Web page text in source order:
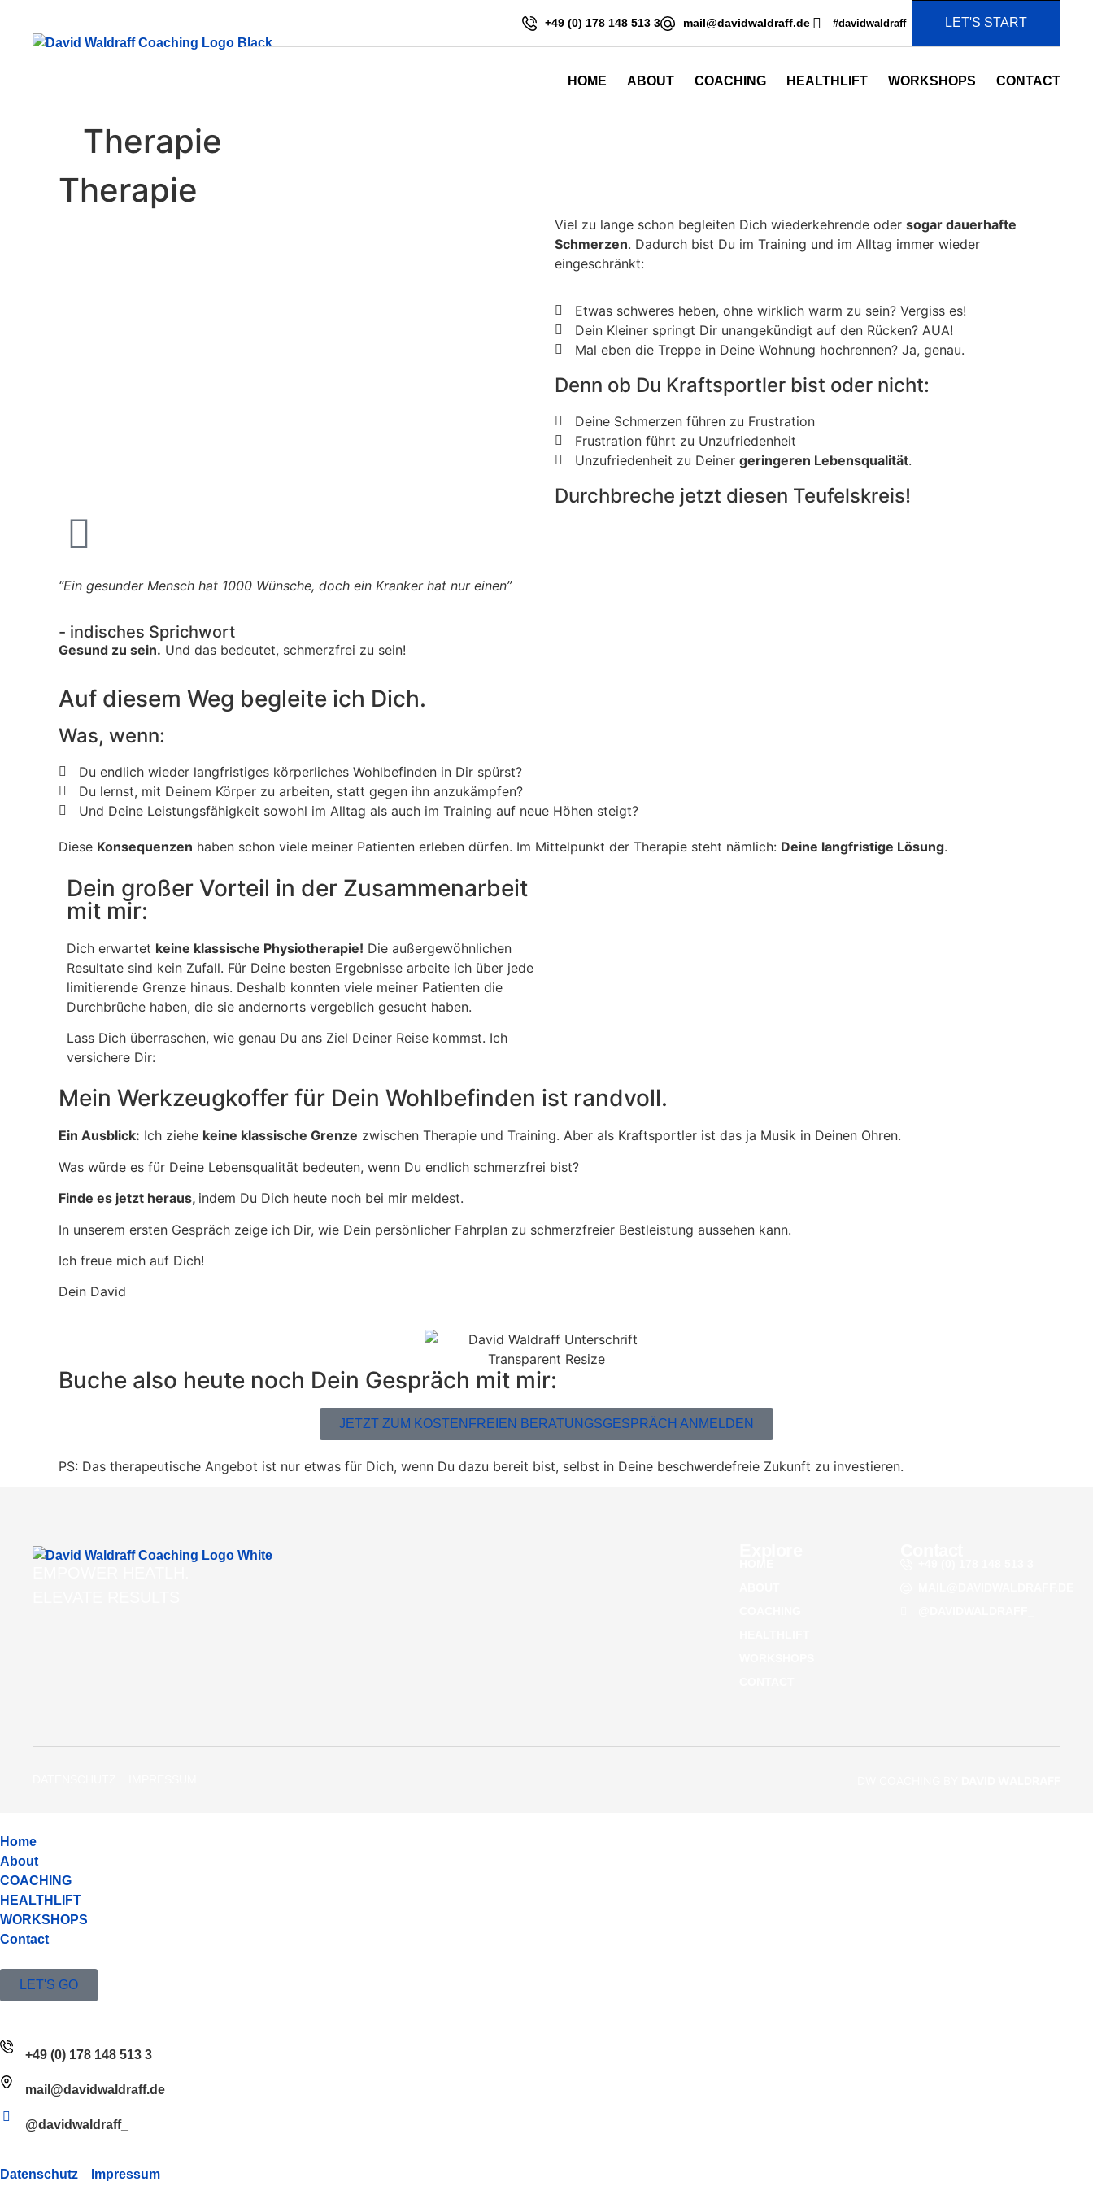
+49 (0) 178 148 513 3 mail@davidwaldraff.de #davidwaldraff_ LET'S START
HOME ABOUT COACHING HEALTHLIFT WORKSHOPS CONTACT
Therapie
Therapie
Viel zu lange schon begleiten Dich wiederkehrende oder sogar dauerhafte
Schmerzen. Dadurch bist Du im Training und im Alltag immer wieder
eingeschränkt:
Etwas schweres heben, ohne wirklich warm zu sein? Vergiss es!
Dein Kleiner springt Dir unangekündigt auf den Rücken? AUA!
Mal eben die Treppe in Deine Wohnung hochrennen? Ja, genau.
Denn ob Du Kraftsportler bist oder nicht:
Deine Schmerzen führen zu Frustration
Frustration führt zu Unzufriedenheit
Unzufriedenheit zu Deiner geringeren Lebensqualität.
Durchbreche jetzt diesen Teufelskreis!
“Ein gesunder Mensch hat 1000 Wünsche, doch ein Kranker hat nur einen”
- indisches Sprichwort
Gesund zu sein. Und das bedeutet, schmerzfrei zu sein!
Auf diesem Weg begleite ich Dich.
Was, wenn:
Du endlich wieder langfristiges körperliches Wohlbefinden in Dir spürst?
Du lernst, mit Deinem Körper zu arbeiten, statt gegen ihn anzukämpfen?
Und Deine Leistungsfähigkeit sowohl im Alltag als auch im Training auf neue Höhen steigt?
Diese Konsequenzen haben schon viele meiner Patienten erleben dürfen. Im Mittelpunkt der Therapie steht nämlich: Deine langfristige Lösung.
Dein großer Vorteil in der Zusammenarbeit
mit mir:
Dich erwartet keine klassische Physiotherapie! Die außergewöhnlichen
Resultate sind kein Zufall. Für Deine besten Ergebnisse arbeite ich über jede
limitierende Grenze hinaus. Deshalb konnten viele meiner Patienten die
Durchbrüche haben, die sie andernorts vergeblich gesucht haben.
Lass Dich überraschen, wie genau Du ans Ziel Deiner Reise kommst. Ich
versichere Dir:
Mein Werkzeugkoffer für Dein Wohlbefinden ist randvoll.
Ein Ausblick: Ich ziehe keine klassische Grenze zwischen Therapie und Training. Aber als Kraftsportler ist das ja Musik in Deinen Ohren.
Was würde es für Deine Lebensqualität bedeuten, wenn Du endlich schmerzfrei bist?
Finde es jetzt heraus, indem Du Dich heute noch bei mir meldest.
In unserem ersten Gespräch zeige ich Dir, wie Dein persönlicher Fahrplan zu schmerzfreier Bestleistung aussehen kann.
Ich freue mich auf Dich!
Dein David
Buche also heute noch Dein Gespräch mit mir:
JETZT ZUM KOSTENFREIEN BERATUNGSGESPRÄCH ANMELDEN
PS: Das therapeutische Angebot ist nur etwas für Dich, wenn Du dazu bereit bist, selbst in Deine beschwerdefreie Zukunft zu investieren.
Home
About
COACHING
HEALTHLIFT
WORKSHOPS
Contact
LET'S GO
+49 (0) 178 148 513 3
mail@davidwaldraff.de
@davidwaldraff_
Datenschutz Impressum